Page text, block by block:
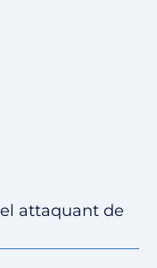
attaquant de